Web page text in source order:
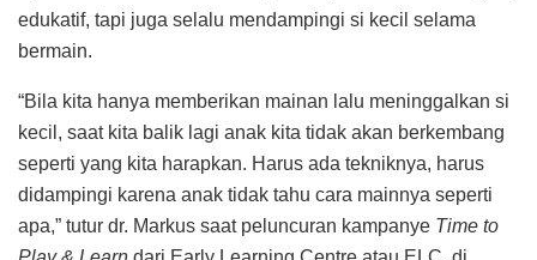
edukatif, tapi juga selalu mendampingi si kecil selama
bermain.
“Bila kita hanya memberikan mainan lalu meninggalkan si
kecil, saat kita balik lagi anak kita tidak akan berkembang
seperti yang kita harapkan. Harus ada tekniknya, harus
didampingi karena anak tidak tahu cara mainnya seperti
apa,” tutur dr. Markus saat peluncuran kampanye Time to